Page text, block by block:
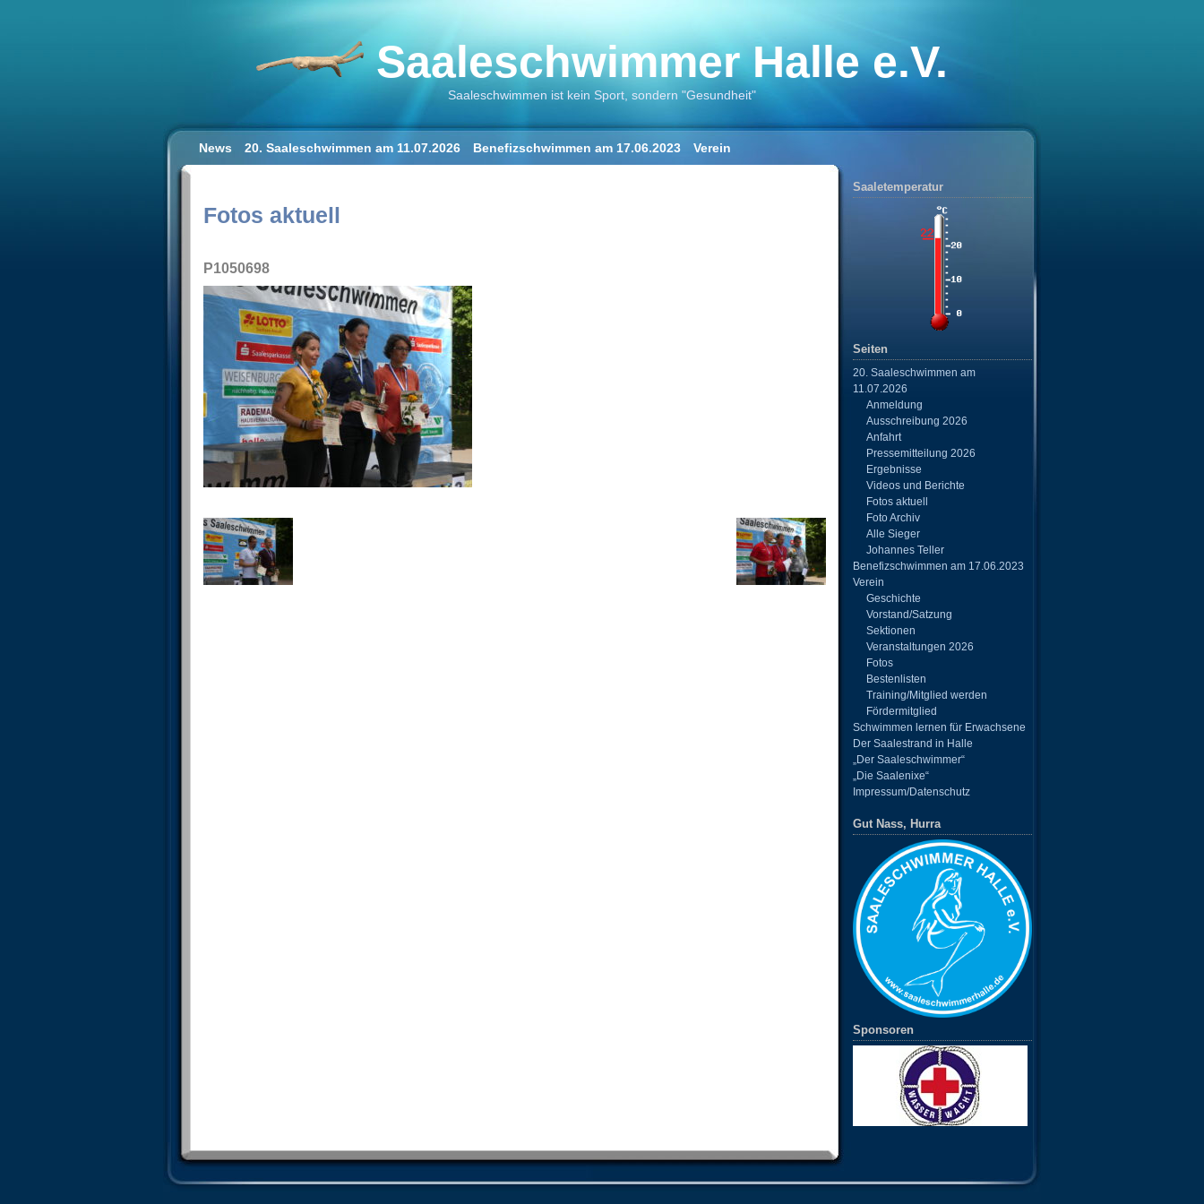
Saaleschwimmer Halle e.V.
Saaleschwimmen ist kein Sport, sondern "Gesundheit"
News 20. Saaleschwimmen am 11.07.2026 Benefizschwimmen am 17.06.2023
Verein
Fotos aktuell
P1050698
Saaletemperatur
Seiten
20. Saaleschwimmen am
11.07.2026
Anmeldung
Ausschreibung 2026
Anfahrt
Pressemitteilung 2026
Ergebnisse
Videos und Berichte
Fotos aktuell
Foto Archiv
Alle Sieger
Johannes Teller
Benefizschwimmen am 17.06.2023
Verein
Geschichte
Vorstand/Satzung
Sektionen
Veranstaltungen 2026
Fotos
Bestenlisten
Training/Mitglied werden
Fördermitglied
Schwimmen lernen für Erwachsene
Der Saalestrand in Halle
„Der Saaleschwimmer“
„Die Saalenixe“
Impressum/Datenschutz
Gut Nass, Hurra
Sponsoren